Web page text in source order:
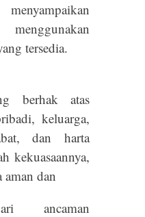
tersedia.
berhak atas
keluarga,
dan harta
kekuasaannya,
aman dan
ancaman